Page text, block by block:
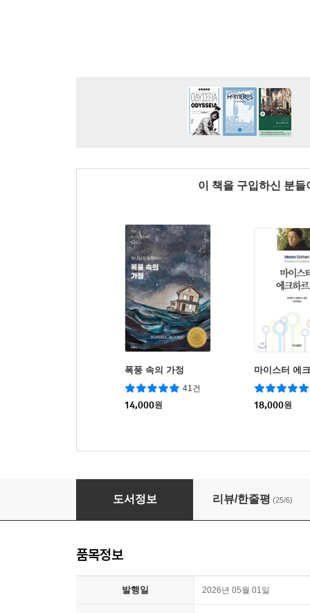
이 책을 구입하신 분
폭풍 속의 가정
41건
14,000원
마이스터 에
18,000원
팀 켈러, 죄를 말하다
도서정보 리뷰/한줄평 (25/6)
품목정보
발행일 2026년 05월 01일